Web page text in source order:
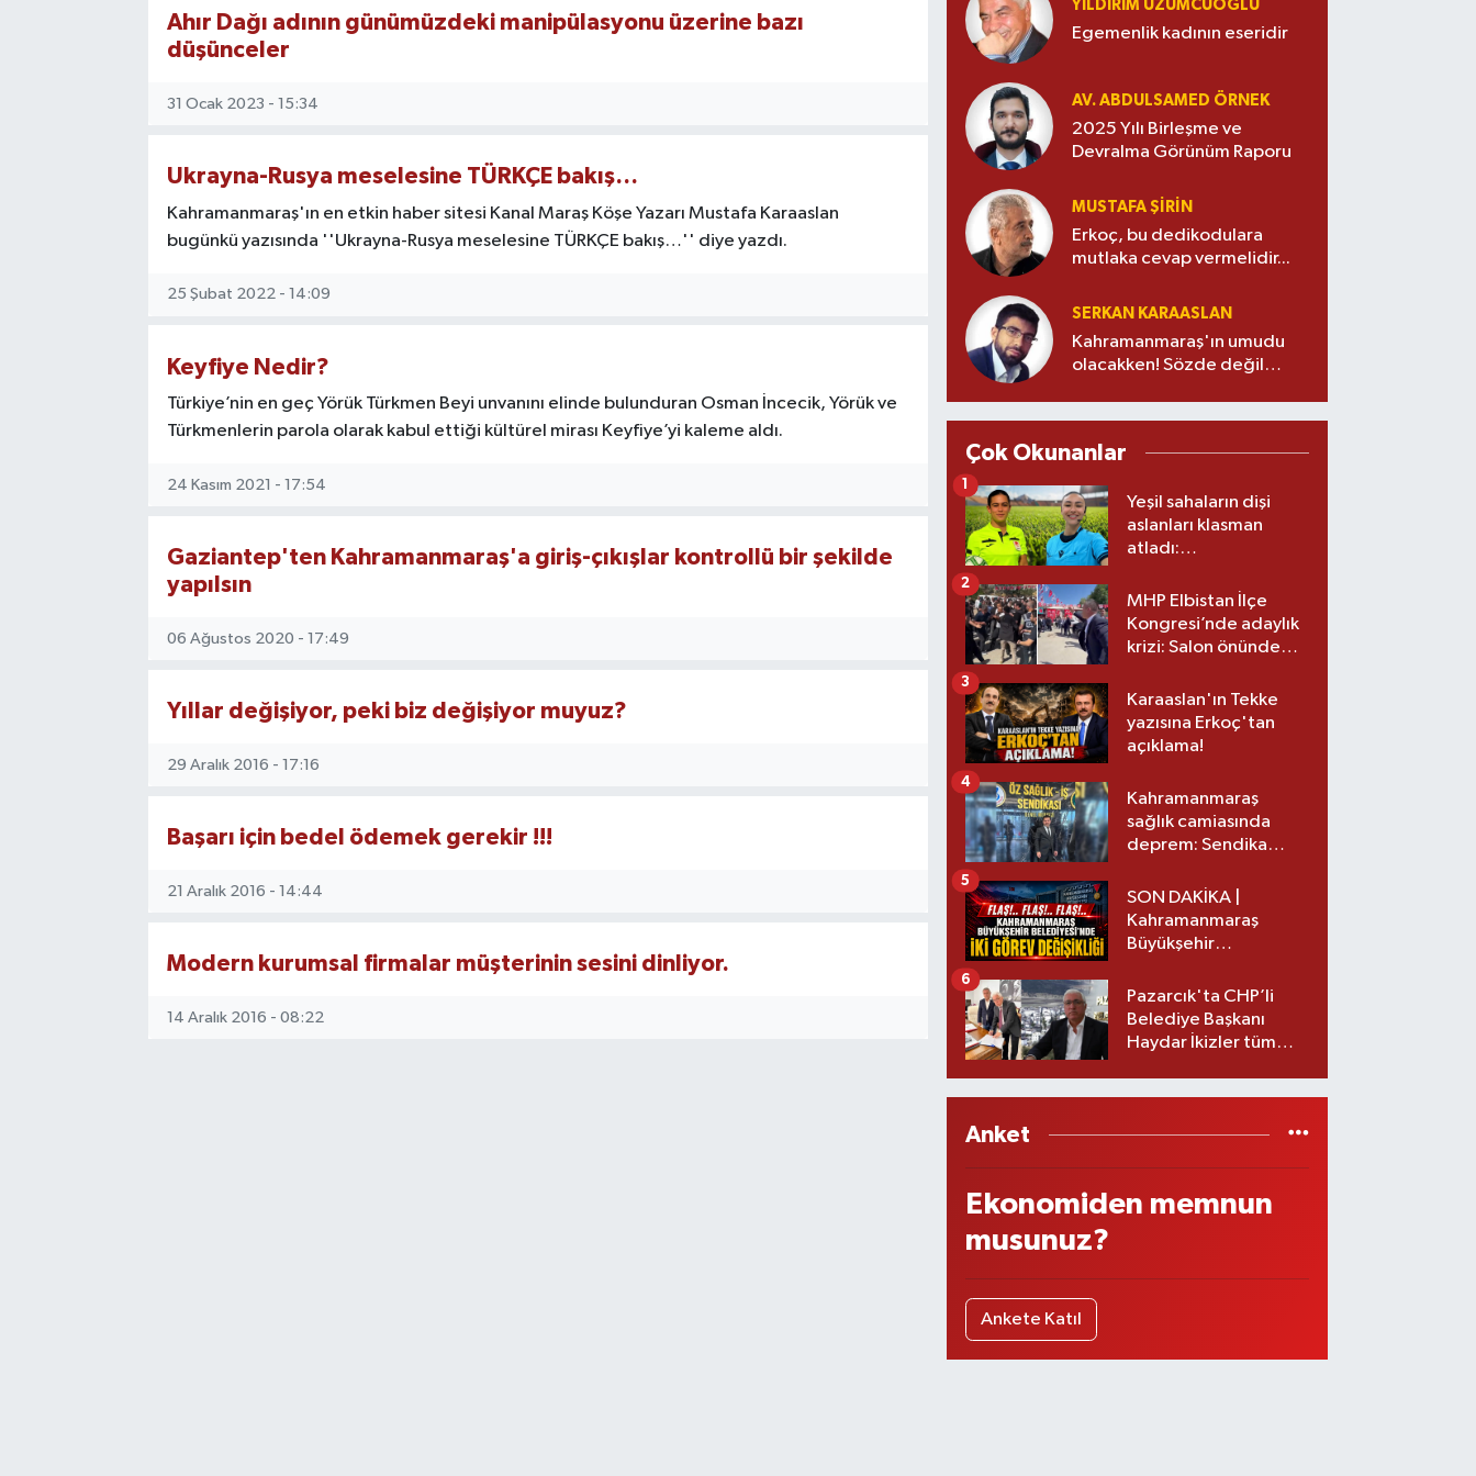
Ahır Dağı adının günümüzdeki manipülasyonu üzerine bazı
düşünceler
31 Ocak 2023 - 15:34
Ukrayna-Rusya meselesine TÜRKÇE bakış…
Kahramanmaraş'ın en etkin haber sitesi Kanal Maraş Köşe Yazarı Mustafa Karaaslan
bugünkü yazısında ''Ukrayna-Rusya meselesine TÜRKÇE bakış…'' diye yazdı.
25 Şubat 2022 - 14:09
Keyfiye Nedir?
Türkiye’nin en geç Yörük Türkmen Beyi unvanını elinde bulunduran Osman İncecik, Yörük ve
Türkmenlerin parola olarak kabul ettiği kültürel mirası Keyfiye’yi kaleme aldı.
24 Kasım 2021 - 17:54
Gaziantep'ten Kahramanmaraş'a giriş-çıkışlar kontrollü bir şekilde
yapılsın
06 Ağustos 2020 - 17:49
Yıllar değişiyor, peki biz değişiyor muyuz?
29 Aralık 2016 - 17:16
Başarı için bedel ödemek gerekir !!!
21 Aralık 2016 - 14:44
Modern kurumsal firmalar müşterinin sesini dinliyor.
14 Aralık 2016 - 08:22
YILDIRIM ÜZÜMCÜOĞLU
Egemenlik kadının eseridir
AV. ABDULSAMED ÖRNEK
2025 Yılı Birleşme ve
Devralma Görünüm Raporu
MUSTAFA ŞİRİN
Erkoç, bu dedikodulara
mutlaka cevap vermelidir...
SERKAN KARAASLAN
Kahramanmaraş'ın umudu
olacakken! Sözde değil
Çok Okunanlar
Yeşil sahaların dişi
aslanları klasman
atladı:
üst lige iki transfer!
1
MHP Elbistan İlçe
Kongresi’nde adaylık
krizi: Salon önünde
2
Karaaslan'ın Tekke
yazısına Erkoç'tan
açıklama!
3
Kahramanmaraş
sağlık camiasında
deprem: Sendika
4
SON DAKİKA |
Kahramanmaraş
Büyükşehir
görev değişikliği!
5
Pazarcık'ta CHP’li
Belediye Başkanı
Haydar İkizler tüm
6
Anket
Ekonomiden memnun
musunuz?
Ankete Katıl